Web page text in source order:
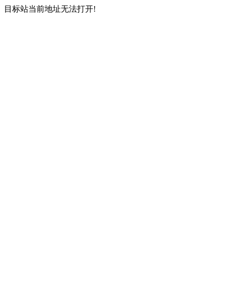
目标站当前地址无法打开!